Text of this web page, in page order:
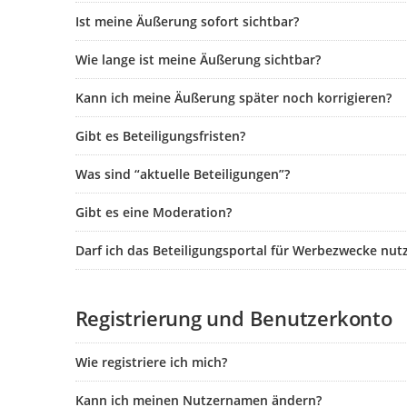
Ist meine Äußerung sofort sichtbar?
Wie lange ist meine Äußerung sichtbar?
Kann ich meine Äußerung später noch korrigieren?
Gibt es Beteiligungsfristen?
Was sind “aktuelle Beteiligungen”?
Gibt es eine Moderation?
Darf ich das Beteiligungsportal für Werbezwecke
Registrierung und Benutzerkonto
Wie registriere ich mich?
Kann ich meinen Nutzernamen ändern?